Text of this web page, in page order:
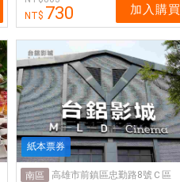
730 加入購買
紙本票券
南區 高雄市前鎮區忠勤路8號Ｃ區